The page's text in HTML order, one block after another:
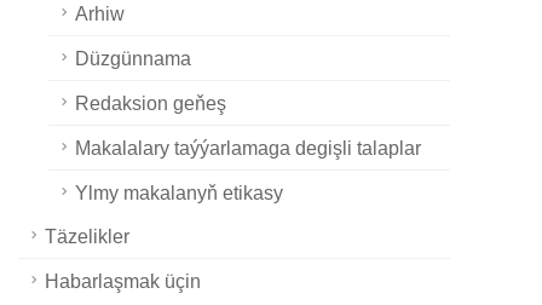
Arhiw
Düzgünnama
Redaksion geňeş
Makalalary taýýarlamaga degişli talaplar
Ylmy makalanyň etikasy
Täzelikler
Habarlaşmak üçin